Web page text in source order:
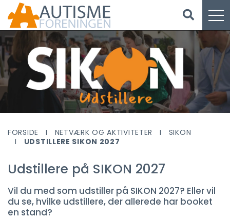
FORSIDE NETVÆRK OG AKTIVITETER
SIKON
UDSTILLERE SIKON 2027
Udstillere på SIKON 2027
Vil du med som udstiller på SIKON 2027? Eller vil
du se, hvilke udstillere, der allerede har booket
en stand?